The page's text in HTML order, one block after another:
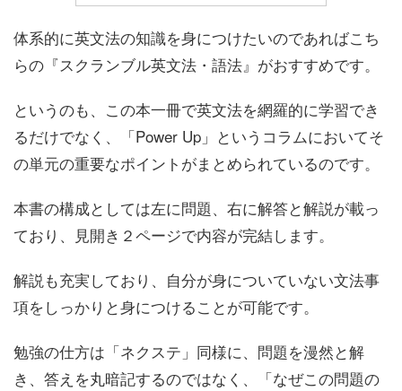
体系的に英文法の知識を身につけたいのであればこち
らの『スクランブル英文法・語法』がおすすめです。
というのも、この本一冊で英文法を網羅的に学習でき
るだけでなく、「Power Up」というコラムにおいてそ
の単元の重要なポイントがまとめられているのです。
本書の構成としては左に問題、右に解答と解説が載っ
ており、見開き２ページで内容が完結します。
解説も充実しており、自分が身についていない文法事
項をしっかりと身につけることが可能です。
勉強の仕方は「ネクステ」同様に、問題を漫然と解
き、答えを丸暗記するのではなく、「なぜこの問題の